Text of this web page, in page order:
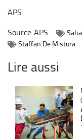
APS
SourceAPS
Staffan De Mistura
Lire aussi